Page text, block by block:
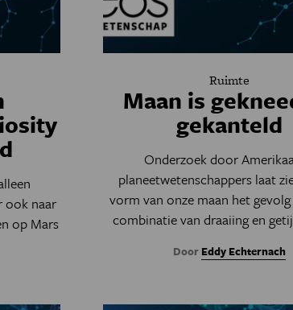
ook naar
op Mars
Ruimte
Maan is
gekanteld
Onderzoek door
planeetwetenschappers laat
vorm van onze maan het gevolg
combinatie van draaiing en
Door Eddy Echternach